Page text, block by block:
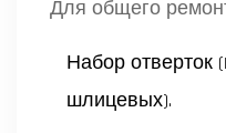
Для общего
Набор отверток
шлицевых).